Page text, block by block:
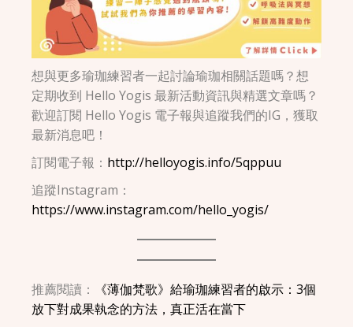
想與更多瑜珈練習者一起討論瑜珈相關話題嗎？想
定期收到 Hello Yogis 最新活動資訊與精選文章嗎？
歡迎訂閱 Hello Yogis 電子報與追蹤我們的IG，獲取
最新消息吧！
訂閱電子報： http://helloyogis.info/5qppuu
追蹤Instagram：
https://www.instagram.com/hello_yogis/
推薦閱讀：
《薄伽梵歌》給瑜珈練習者的啟示：3個
放下對成果執念的方法，真正活在當下